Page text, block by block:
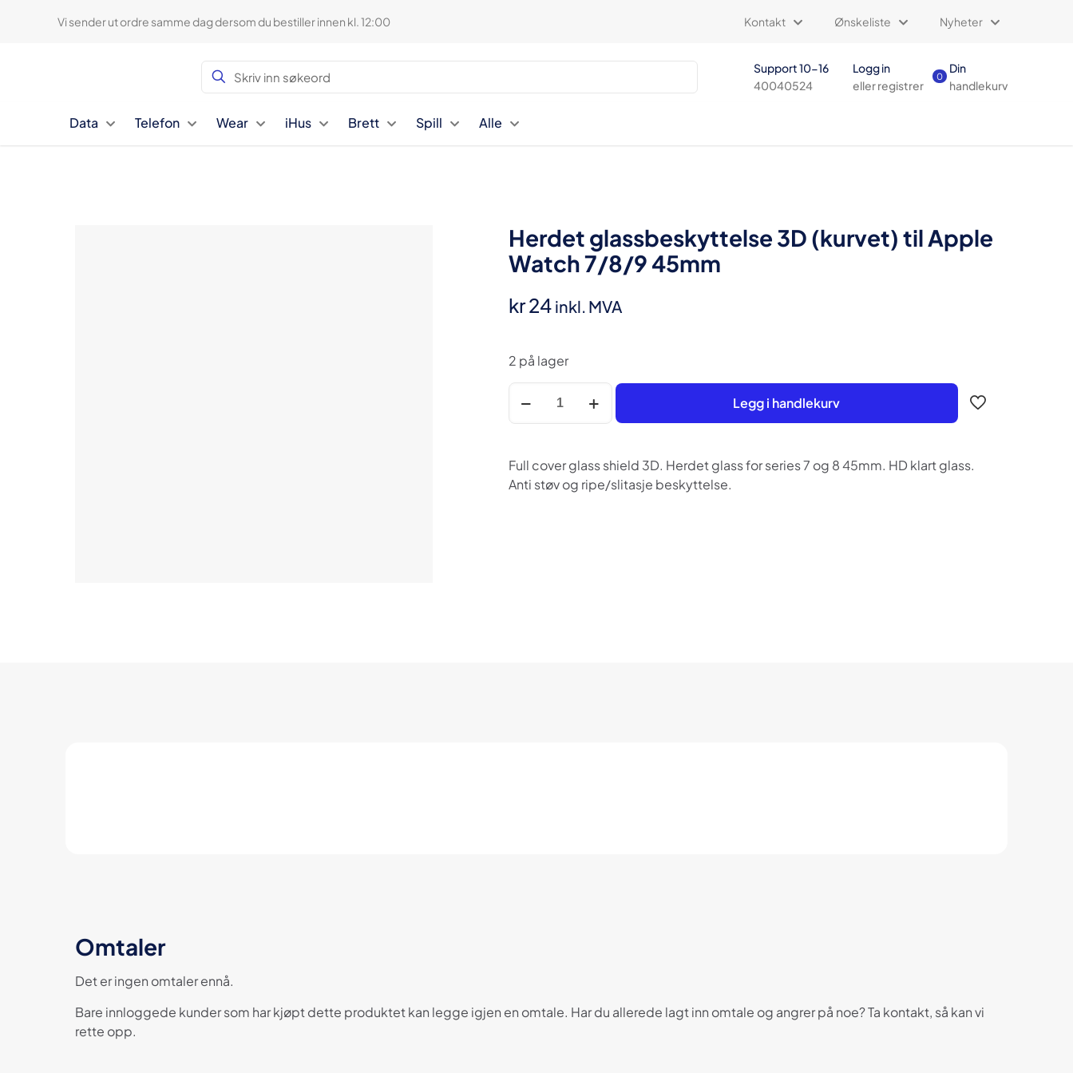
Vi sender ut ordre samme dag dersom du bestiller innen kl. 12:00 Kontakt Ønskeliste Nyheter
Support 10-16
40040524
Logg in
eller registrer
0
Din
handlekurv
Data Telefon Wear iHus Brett Spill Alle
Herdet glassbeskyttelse 3D (kurvet) til Apple
Watch 7/8/9 45mm
kr24 inkl. MVA
2 på lager
Herdet
glassbeskyttelse
3D
til
Apple
Legg i handlekurv
Full cover glass shield 3D. Herdet glass for series 7 og 8 45mm. HD klart glass.
Anti støv og ripe/slitasje beskyttelse.
Omtaler
Det er ingen omtaler ennå.
Bare innloggede kunder som har kjøpt dette produktet kan legge igjen en omtale. Har du allerede lagt inn omtale og angrer på noe? Ta kontakt, så kan vi
rette opp.